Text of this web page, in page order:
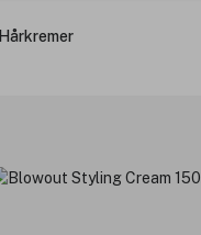
Hårkremer